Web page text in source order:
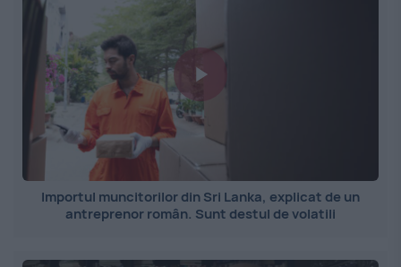
Importul muncitorilor din Sri Lanka, explicat de un
antreprenor român. Sunt destul de volatili